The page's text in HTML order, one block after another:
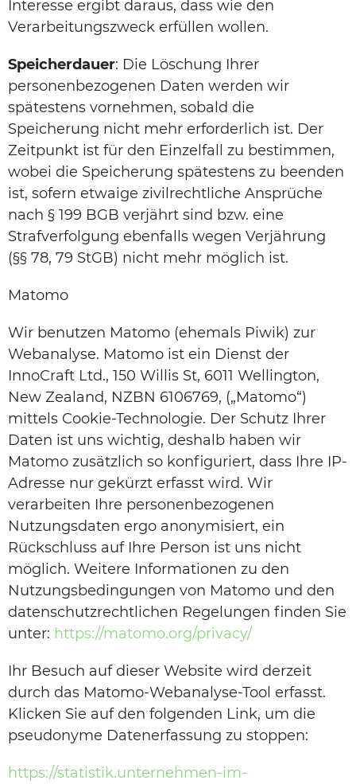
Interesse ergibt daraus, dass wie den
Verarbeitungszweck erfüllen wollen.
Speicherdauer: Die Löschung Ihrer
personenbezogenen Daten werden wir
spätestens vornehmen, sobald die
Speicherung nicht mehr erforderlich ist. Der
Zeitpunkt ist für den Einzelfall zu bestimmen,
wobei die Speicherung spätestens zu beenden
ist, sofern etwaige zivilrechtliche Ansprüche
nach § 199 BGB verjährt sind bzw. eine
Strafverfolgung ebenfalls wegen Verjährung
(§§ 78, 79 StGB) nicht mehr möglich ist.
Matomo
Wir benutzen Matomo (ehemals Piwik) zur
Webanalyse. Matomo ist ein Dienst der
InnoCraft Ltd., 150 Willis St, 6011 Wellington,
New Zealand, NZBN 6106769, („Matomo“)
mittels Cookie-Technologie. Der Schutz Ihrer
Daten ist uns wichtig, deshalb haben wir
Matomo zusätzlich so konfiguriert, dass Ihre IP-
Adresse nur gekürzt erfasst wird. Wir
verarbeiten Ihre personenbezogenen
Nutzungsdaten ergo anonymisiert, ein
Rückschluss auf Ihre Person ist uns nicht
möglich. Weitere Informationen zu den
Nutzungsbedingungen von Matomo und den
datenschutzrechtlichen Regelungen finden Sie
unter: https://matomo.org/privacy/
Ihr Besuch auf dieser Website wird derzeit
durch das Matomo-Webanalyse-Tool erfasst.
Klicken Sie auf den folgenden Link, um die
pseudonyme Datenerfassung zu stoppen:
https://statistik.unternehmen-im-